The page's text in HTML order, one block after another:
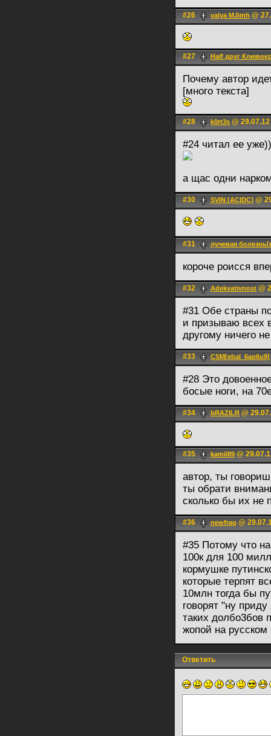
#26 valya MJimh @
#27 Half друг
Почему автор
[много текста]
#28 k0rt3s @
#24 читал ее уже))
а щас одни
#30 SVIN [AC|DC] @
#31 лучевая
короче роисся
#32 Adekvativnost @
#31 Обе страны
и призываю всех
другому ничего
#33 CSM[ebal_6ap6u9]
#28 Это
босые ноги, на
#34 bRAZILR @
#35 kamil89 @
автор, ты
ты обрати
сколько бы их не
#36 newfrag @
#35 Потому что
100к для 100
кормушке
которые терпят
10млн тогда бы
говорят "ну
таких долбо3бов
жопой на русском
Ответить